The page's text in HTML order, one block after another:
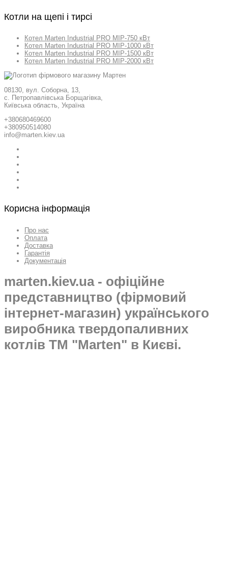
Котли на щепі і тирсі
Котел Marten Industrial PRO MIP-750 кВт
Котел Marten Industrial PRO MIP-1000 кВт
Котел Marten Industrial PRO MIP-1500 кВт
Котел Marten Industrial PRO MIP-2000 кВт
08130, вул. Соборна, 13,
с. Петропавлівська Борщагівка,
Київська область, Україна
+380680469600
+380950514080
info@marten.kiev.ua
Корисна інформація
Про нас
Оплата
Доставка
Гарантія
Документація
marten.kiev.ua - офіційне
представництво (фірмовий
інтернет-магазин) українського
виробника твердопаливних
котлів ТМ "Marten" в Києві.